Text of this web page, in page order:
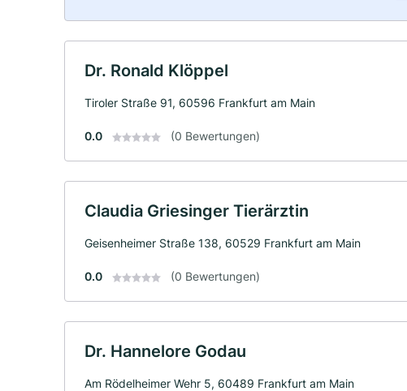
Dr. Ronald Klöppel
Tiroler Straße 91, 60596 Frankfurt am Main
0.0 (0 Bewertungen)
Claudia Griesinger Tierärztin
Geisenheimer Straße 138, 60529 Frankfurt am Main
0.0 (0 Bewertungen)
Dr. Hannelore Godau
Am Rödelheimer Wehr 5, 60489 Frankfurt am Main